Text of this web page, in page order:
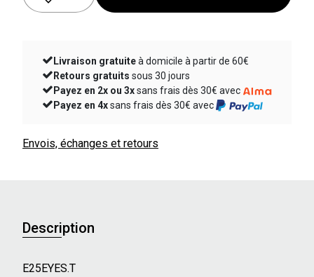
Livraison gratuite
à domicile à partir de 60€
Retours gratuits
sous 30 jours
Payez en 2x ou 3x
sans frais dès 30€ avec
Payez en 4x
sans frais dès 30€ avec
Envois, échanges et retours
Description
E25EYES.T